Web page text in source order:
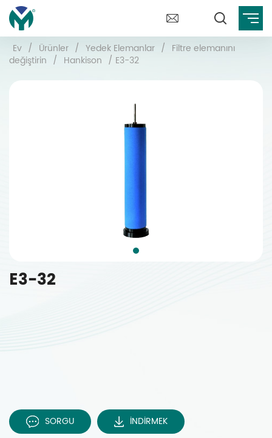
Ev / Ürünler / Yedek Elemanlar / Filtre elemanını
değiştirin / Hankison / E3-32
E3-32
SORGU İNDİRMEK